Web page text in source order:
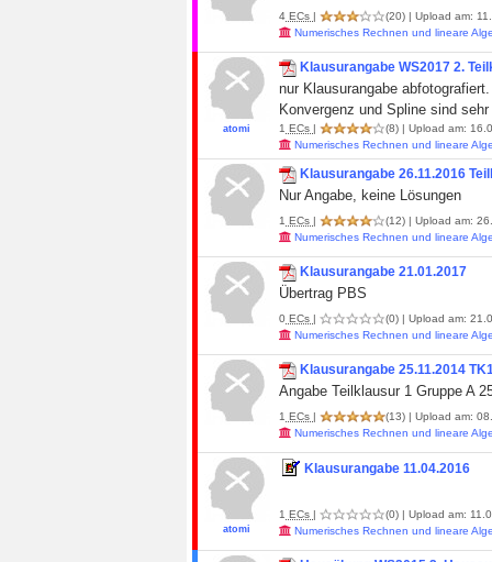
4 ECs | (20) | Upload am:
Numerisches Rechnen und lineare
atomi
Klausurangabe WS2017 2.
nur Klausurangabe
Konvergenz und Spline sind
1 ECs | (8) | Upload am:
Numerisches Rechnen und lineare
Klausurangabe 26.11.2016
Nur Angabe, keine Lösungen
1 ECs | (12) | Upload am:
Numerisches Rechnen und lineare
Klausurangabe 21.01.2017
Übertrag PBS
0 ECs | (0) | Upload am:
Numerisches Rechnen und lineare
Klausurangabe 25.11.2014
Angabe Teilklausur 1 Gruppe A
1 ECs | (13) | Upload am:
Numerisches Rechnen und lineare
atomi
Klausurangabe 11.04.2016
1 ECs | (0) | Upload am:
Numerisches Rechnen und lineare